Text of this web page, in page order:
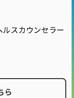
スカウンセラー
ら